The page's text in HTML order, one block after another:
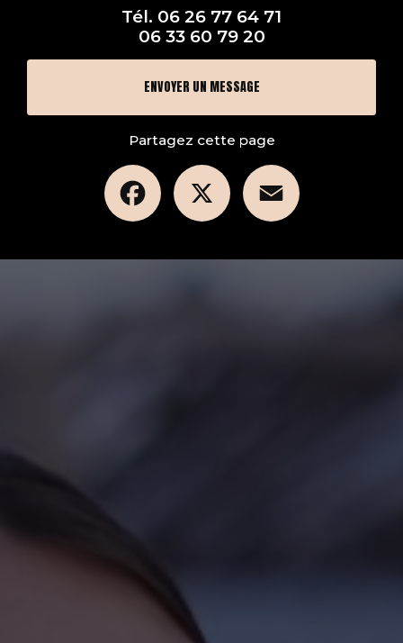
Tél. 06 26 77 64 71
06 33 60 79 20
ENVOYER UN MESSAGE
Partagez cette page
Facebook